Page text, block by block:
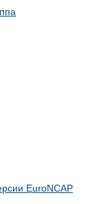
EuroNCAP